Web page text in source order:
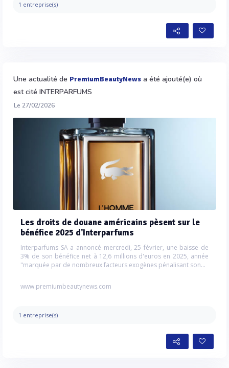
1 entreprise(s)
Une actualité de PremiumBeautyNews a été ajouté(e) où
est cité INTERPARFUMS
Le 27/02/2026
Les droits de douane américains pèsent sur le
bénéfice 2025 d'Interparfums
Interparfums SA a annoncé mercredi, 25 février, une baisse de
3% de son bénéfice net à 12,6 millions d'euros en 2025, année
"marquée par de nombreux facteurs exogènes pénalisant son...
www.premiumbeautynews.com
1 entreprise(s)